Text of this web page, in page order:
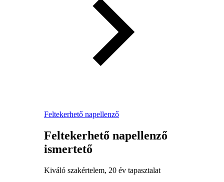
Feltekerhető napellenző
Feltekerhető napellenző
ismertető
Kiváló szakértelem, 20 év tapasztalat